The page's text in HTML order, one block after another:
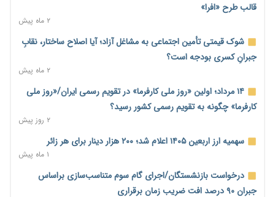
ترمز تولید خودرو کشیده شد؛ افت ۲۵ درصدی تیراژ ایران‌خودرو،
سایپا و پارس‌خودرو
۲ روز پیش
نماینده مجلس: توسعه مرزهای زمینی به راهبرد تأمین کالاهای
خانه کارگر قزوین: شکاف دستمزد و هزینه معیشت هر روز عمیق‌تر
می‌شود
قالب طرح «افرا»
۲ ماه پیش
شوک قیمتی تأمین اجتماعی به مشاغل آزاد؛ آیا اصلاح ساختار، نقابِ
جبرانِ کسری بودجه است؟
۲ ماه پیش
۱۴ مرداد؛ اولین «روز ملی کارفرما» در تقویم رسمی ایران/«روز ملی
کارفرما» چگونه به تقویم رسمی کشور رسید؟
۲ روز پیش
سهمیه ارز اربعین ۱۴۰۵ اعلام شد؛ ۲۰۰ هزار دینار برای هر زائر
۱ ماه پیش
درخواست بازنشستگان/اجرای گام سوم متناسب‌سازی براساس
جبران ۹۰ درصد افت ضریب زمان برقراری